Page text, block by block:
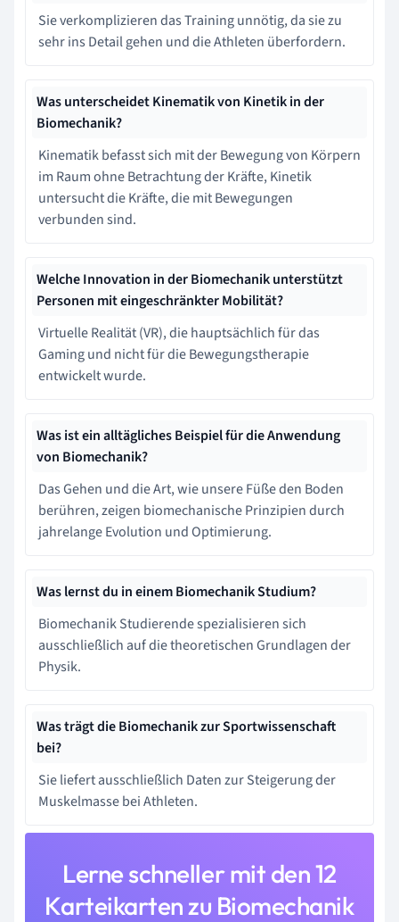
Sie verkomplizieren das Training unnötig, da sie zu
sehr ins Detail gehen und die Athleten überfordern.
Was unterscheidet Kinematik von Kinetik in der
Biomechanik?
Kinematik befasst sich mit der Bewegung von Körpern
im Raum ohne Betrachtung der Kräfte, Kinetik
untersucht die Kräfte, die mit Bewegungen
verbunden sind.
Welche Innovation in der Biomechanik unterstützt
Personen mit eingeschränkter Mobilität?
Virtuelle Realität (VR), die hauptsächlich für das
Gaming und nicht für die Bewegungstherapie
entwickelt wurde.
Was ist ein alltägliches Beispiel für die Anwendung
von Biomechanik?
Das Gehen und die Art, wie unsere Füße den Boden
berühren, zeigen biomechanische Prinzipien durch
jahrelange Evolution und Optimierung.
Was lernst du in einem Biomechanik Studium?
Biomechanik Studierende spezialisieren sich
ausschließlich auf die theoretischen Grundlagen der
Physik.
Was trägt die Biomechanik zur Sportwissenschaft
bei?
Sie liefert ausschließlich Daten zur Steigerung der
Muskelmasse bei Athleten.
Lerne schneller mit den 12
Karteikarten zu Biomechanik